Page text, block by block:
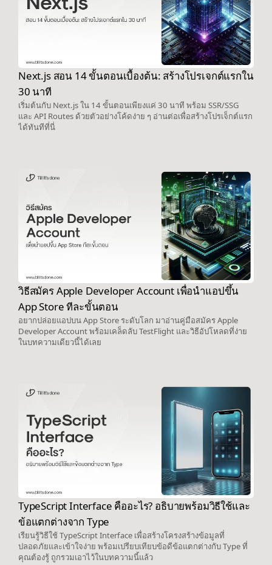
Next.js สอน 14 ขั้นตอนเบื้องต้น: สร้างโปรเจกต์แรกใน
30 นาที
เริ่มต้นกับ Next.js ใน 14 ขั้นตอนเพียงแค่ 30 นาที พร้อม SSR/SSG
และ API Routes ด้วยตัวอย่างโค้ดง่าย ๆ อ่านต่อเพื่อสร้างโปรเจ็กต์แรก
ได้ทันทีที่นี่
วิธีสมัคร Apple Developer Account เพื่อนำแอปขึ้น
App Store ทีละขั้นตอน
อยากปล่อยแอปบน App Store ระดับโลก มาอ่านคู่มือสมัคร Apple
Developer Account พร้อมเคล็ดลับ TestFlight และวิธีอัปโหลดที่ง่าย
ในบทความเดียวนี้ได้เลย
TypeScript Interface คืออะไร? อธิบายพร้อมวิธีใช้และ
ข้อแตกต่างจาก Type
เรียนรู้วิธีใช้ TypeScript Interface เพื่อสร้างโครงสร้างข้อมูลที่
ปลอดภัยและเข้าใจง่าย พร้อมเปรียบเทียบข้อดีข้อแตกต่างกับ Type ที่
คุณต้องรู้ ถูกรวมเอาไว้ในบทความนี้แล้ว